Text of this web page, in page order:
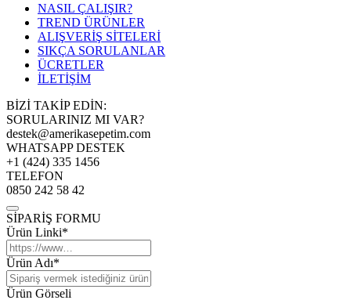
NASIL ÇALIŞIR?
TREND ÜRÜNLER
ALIŞVERİŞ SİTELERİ
SIKÇA SORULANLAR
ÜCRETLER
İLETİŞİM
BİZİ TAKİP EDİN:
SORULARINIZ MI VAR?
destek@amerikasepetim.com
WHATSAPP DESTEK
+1 (424) 335 1456
TELEFON
0850 242 58 42
SİPARİŞ FORMU
Ürün Linki*
Ürün Adı*
Ürün Görseli